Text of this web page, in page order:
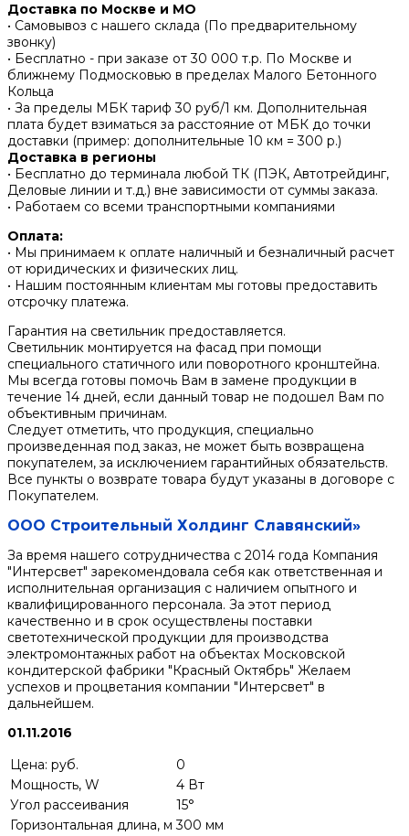
Доставка по Москве и МО
• Самовывоз с нашего склада (По предварительному
звонку)
• Бесплатно - при заказе от 30 000 т.р. По Москве и
ближнему Подмосковью в пределах Малого Бетонного
Кольца
• За пределы МБК тариф 30 руб/1 км. Дополнительная
плата будет взиматься за расстояние от МБК до точки
доставки (пример: дополнительные 10 км = 300 р.)
Доставка в регионы
• Бесплатно до терминала любой ТК (ПЭК, Автотрейдинг,
Деловые линии и т.д.) вне зависимости от суммы заказа.
• Работаем со всеми транспортными компаниями
Оплата:
• Мы принимаем к оплате наличный и безналичный расчет
от юридических и физических лиц.
• Нашим постоянным клиентам мы готовы предоставить
отсрочку платежа.
Гарантия на светильник предоставляется.
Светильник монтируется на фасад при помощи
специального статичного или поворотного кронштейна.
Мы всегда готовы помочь Вам в замене продукции в
течение 14 дней, если данный товар не подошел Вам по
объективным причинам.
Следует отметить, что продукция, специально
произведенная под заказ, не может быть возвращена
покупателем, за исключением гарантийных обязательств.
Все пункты о возврате товара будут указаны в договоре с
Покупателем.
ООО Строительный Холдинг Славянский»
За время нашего сотрудничества с 2014 года Компания
"Интерсвет" зарекомендовала себя как ответственная и
исполнительная организация с наличием опытного и
квалифицированного персонала. За этот период
качественно и в срок осуществлены поставки
светотехнической продукции для производства
электромонтажных работ на объектах Московской
кондитерской фабрики "Красный Октябрь" Желаем
успехов и процветания компании "Интерсвет" в
дальнейшем.
01.11.2016
Цена: руб.
0
Мощность, W
4 Вт
Угол рассеивания
15°
Горизонтальная длина, м 300 мм